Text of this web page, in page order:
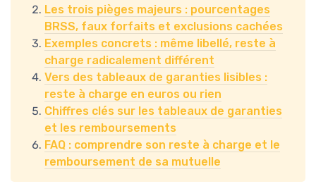
Les trois pièges majeurs : pourcentages
BRSS, faux forfaits et exclusions cachées
Exemples concrets : même libellé, reste à
charge radicalement différent
Vers des tableaux de garanties lisibles :
reste à charge en euros ou rien
Chiffres clés sur les tableaux de garanties
et les remboursements
FAQ : comprendre son reste à charge et le
remboursement de sa mutuelle